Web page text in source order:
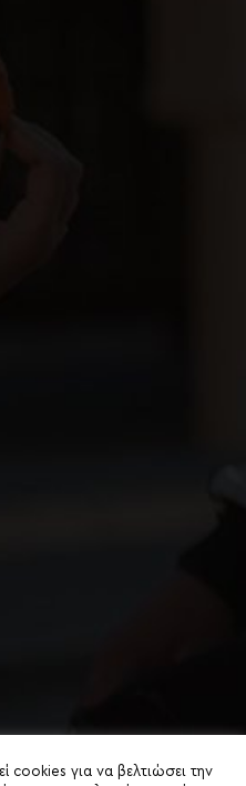
cookies για να βελτιώσει την